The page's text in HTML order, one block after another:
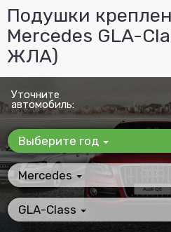
Подушки
Mercedes GLA-
ЖЛА)
Уточните
автомобиль:
Выберите год
Mercedes
GLA-Class